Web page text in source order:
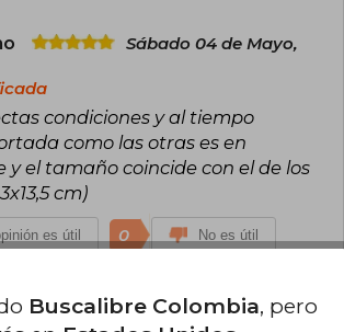
Sábado 04 de Mayo,
condiciones y al tiempo
como las otras es en
el tamaño coincide con el de los
cm)
es útil 0 No es útil
Urra Mautz
Miércoles
Buscalibre Colombia, pero